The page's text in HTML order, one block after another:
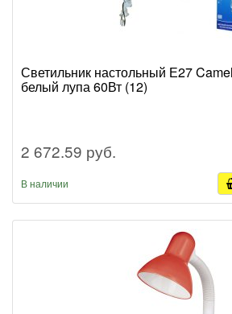
Светильник настольный Е27
белый лупа 60Вт (12)
2 672.59 руб.
В наличии